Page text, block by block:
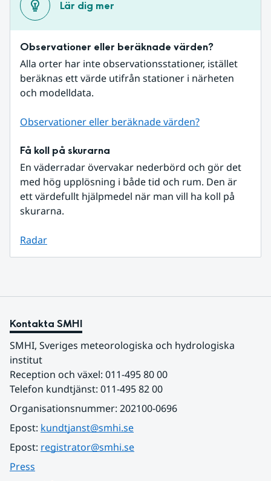
Lär dig mer
Observationer eller beräknade värden?
Alla orter har inte observationsstationer, istället
beräknas ett värde utifrån stationer i närheten
och modelldata.
Observationer eller beräknade värden?
Få koll på skurarna
En väderradar övervakar nederbörd och gör det
med hög upplösning i både tid och rum. Den är
ett värdefullt hjälpmedel när man vill ha koll på
skurarna.
Radar
Kontakta SMHI
SMHI, Sveriges meteorologiska och hydrologiska
institut
Reception och växel: 011-495 80 00
Telefon kundtjänst: 011-495 82 00
Organisationsnummer: 202100-0696
Epost: kundtjanst@smhi.se
Epost: registrator@smhi.se
Press